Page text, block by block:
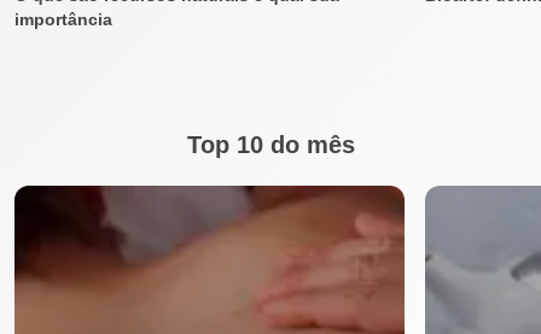
importância
Top 10 do mês